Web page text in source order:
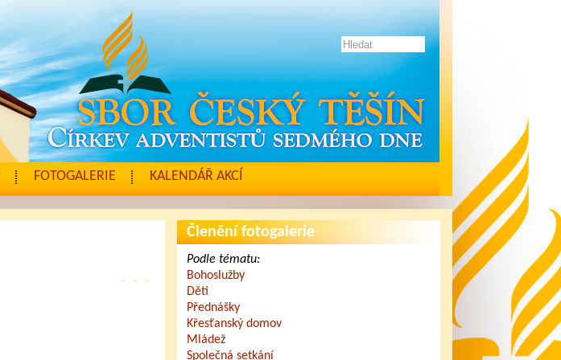
FOTOGALERIE KALENDÁŘ AKCÍ
Členění fotogalerie
Podle tématu:
Bohoslužby
Děti
Přednášky
Křesťanský domov
Mládež
Společná setkání